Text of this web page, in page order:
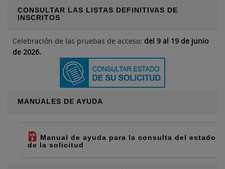
CONSULTAR LAS LISTAS DEFINITIVAS DE
INSCRITOS
Celebración de las pruebas de acceso: del 9 al 19 de junio
de 2026.
MANUALES DE AYUDA
Manual de ayuda para la consulta del estado
de la solicitud